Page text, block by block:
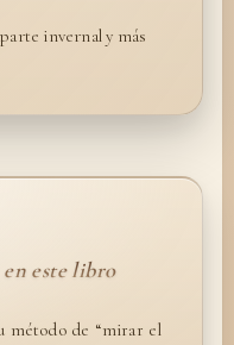
invernal y más
este libro
método de “mirar el